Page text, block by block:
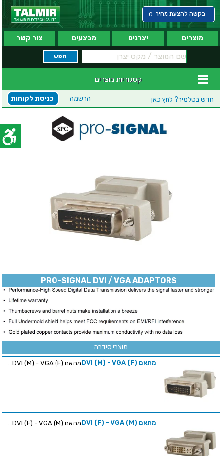
בקשה להצעת מחיר 0
מוצרים יצרנים מבצעים צור קשר
קטגוריות מוצרים
חדש בטלמיר? לחץ כאן כניסת לקוחות הרשמה
PRO-SIGNAL DVI / VGA ADAPTORS
מוצרי סידרה
מתאם (DVI (M) - VGA (F מתאם (DVI (M) - VGA (F...
מתאם (DVI (F) - VGA (M מתאם (DVI (F) - VGA (M...